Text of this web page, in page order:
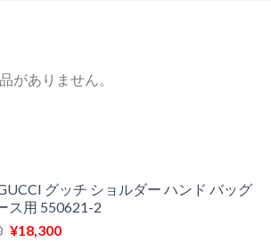
がありません。
グッチ ショルダー ハンド バッグ
ス用 550621-2
元
¥18,300現